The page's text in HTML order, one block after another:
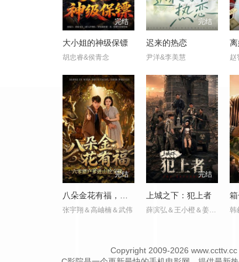
完结
大小姐的神级保镖
胡忠睿&侯青念
完结
迟来的热恋
尹洋&李美慧 赵
完结
张宇翔＆高岫楠＆武伟
完结
上城之下：犯上者
薛滨弘＆王小橙＆姜腾＆赵慧楠
Copyright 2009-2026